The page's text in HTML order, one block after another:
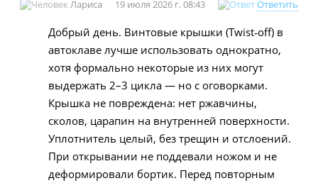
Лариса 19 июля 2026 г. 08:43 Ответить
Добрый день. Винтовые крышки (Twist‑off) в
автоклаве лучше использовать однократно,
хотя формально некоторые из них могут
выдержать 2–3 цикла — но с оговорками.
Крышка не повреждена: нет ржавчины,
сколов, царапин на внутренней поверхности.
Уплотнитель целый, без трещин и отслоений.
При открывании не поддевали ножом и не
деформировали бортик. Перед повторным